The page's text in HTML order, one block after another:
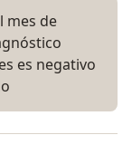
mes de
es negativo